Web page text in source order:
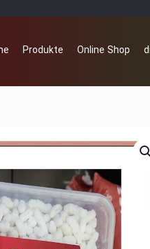
Produkte Online Shop